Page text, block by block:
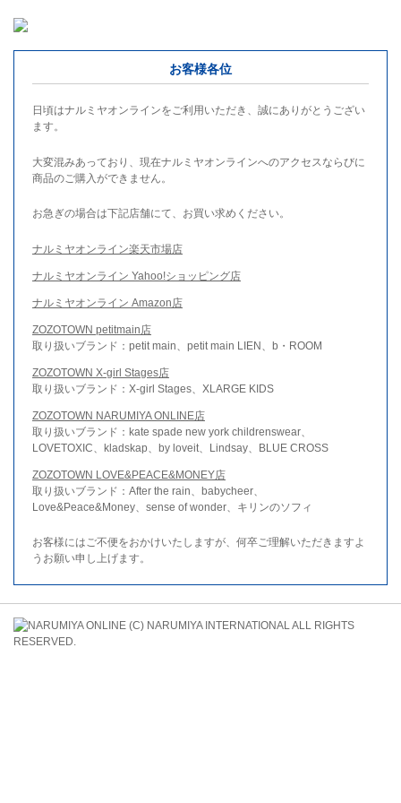
お客様各位
日頃はナルミヤオンラインをご利用いただき、誠にありがとうござい
ます。
大変混みあっており、現在ナルミヤオンラインへのアクセスならびに
商品のご購入ができません。
お急ぎの場合は下記店舗にて、お買い求めください。
ナルミヤオンライン楽天市場店
ナルミヤオンライン Yahoo!ショッピング店
ナルミヤオンライン Amazon店
ZOZOTOWN petitmain店
取り扱いブランド：petit main、petit main LIEN、b・ROOM
ZOZOTOWN X-girl Stages店
取り扱いブランド：X-girl Stages、XLARGE KIDS
ZOZOTOWN NARUMIYA ONLINE店
取り扱いブランド：kate spade new york childrenswear、
LOVETOXIC、kladskap、by loveit、Lindsay、BLUE CROSS
ZOZOTOWN LOVE&PEACE&MONEY店
取り扱いブランド：After the rain、babycheer、
Love&Peace&Money、sense of wonder、キリンのソフィ
お客様にはご不便をおかけいたしますが、何卒ご理解いただきますよ
うお願い申し上げます。